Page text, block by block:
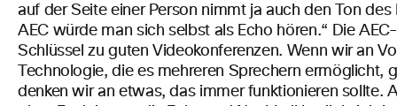
auf der Seite einer Person nimmt ja auch den Ton
AEC würde man sich selbst als Echo hören.“ Die
Schlüssel zu guten Videokonferenzen. Wenn wir an
Technologie, die es mehreren Sprechern ermöglicht,
denken wir an etwas, das immer funktionieren sollte.